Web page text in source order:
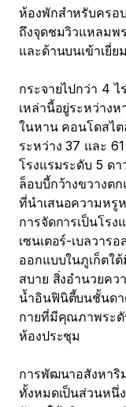
ห้องพักสำหรับครอ
ถึงจุดชมวิวแหลมพ
และด้านบนเข้าเยี่ย
กระจายไปกว่า 4
เหล่านี้อยู่ระหว่าง
ในหาน คอนโดสไ
ระหว่าง 37 และ
โรงแรมระดับ 5 ด
ล็อบบี้กว้างขวางต
ที่นำเสนอความหรู
การจัดการเป็นโร
เซนเตอร์-เบลวาร
ออกแบบในภูเก็ตใ
สบาย สิ่งอำนวยคว
น้ำอินฟินิตี้บนชั้นดา
กายที่มีคุณภาพระดั
ห้องประชุม
การพัฒนาอสังหาริ
ทั้งหมดเป็นส่วนหนึ่